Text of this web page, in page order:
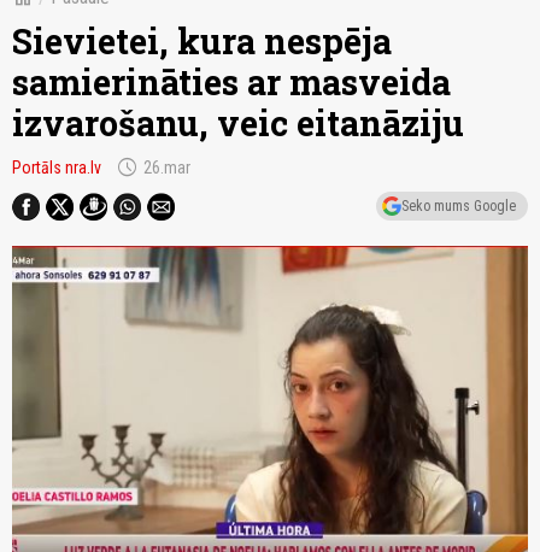
Sievietei, kura nespēja
samierināties ar masveida
izvarošanu, veic eitanāziju
Portāls nra.lv schedule 26.mar
Seko mums Google